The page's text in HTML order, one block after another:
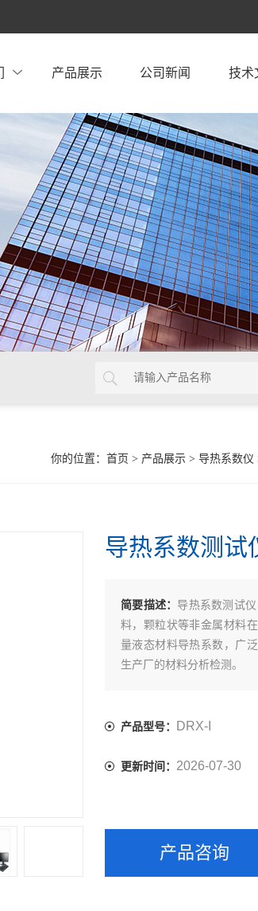
产品展示 公司新闻 技术
你的位置： 首页 > 产品展示> 导热系数仪
导热系数测试
简要描述： 导热系数测试
料，颗粒状等非金属材料
量液态材料导热系数，广
生产厂的材料分析检测。
产品型号： DRX-I
更新时间： 2026-07-30
产品咨询